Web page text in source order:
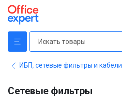
ИБП, сетевые фильтры и кабели
Сетевые фильтры